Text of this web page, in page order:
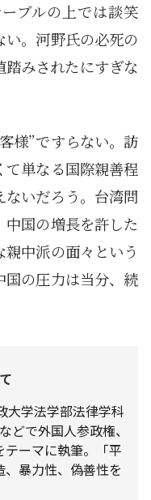
ブルの上では談笑
い。河野氏の必死の
みされたにすぎな
様”ですらない。訪
て単なる国際親善程
ないだろう。台湾問
国の増長を許した
中派の面々という
国の圧力は当分、続
大学法学部法律学科
どで外国人参政権、
ーマに執筆。「平
暴力性、偽善性を